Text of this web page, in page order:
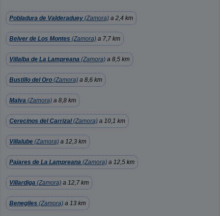
Pobladura de Valderaduey (Zamora) a 2,4 km
Belver de Los Montes (Zamora) a 7,7 km
Villalba de La Lampreana (Zamora) a 8,5 km
Bustillo del Oro (Zamora) a 8,6 km
Malva (Zamora) a 8,8 km
Cerecinos del Carrizal(Zamora) a 10,1 km
Villalube (Zamora) a 12,3 km
Pajares de La Lampreana (Zamora) a 12,5 km
Villardiga (Zamora) a 12,7 km
Benegiles (Zamora) a 13 km